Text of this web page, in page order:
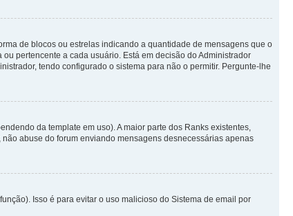
de blocos ou estrelas indicando a quantidade de mensagens que o
ou pertencente a cada usuário. Está em decisão do Administrador
tendo configurado o sistema para não o permitir. Pergunte-lhe
da template em uso). A maior parte dos Ranks existentes,
abuse do forum enviando mensagens desnecessárias apenas
Isso é para evitar o uso malicioso do Sistema de email por